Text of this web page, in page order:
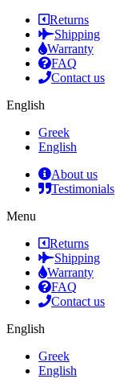
Returns
Shipping
Warranty
FAQ
Contact us
English
Greek
English
About us
Testimonials
Menu
Returns
Shipping
Warranty
FAQ
Contact us
English
Greek
English